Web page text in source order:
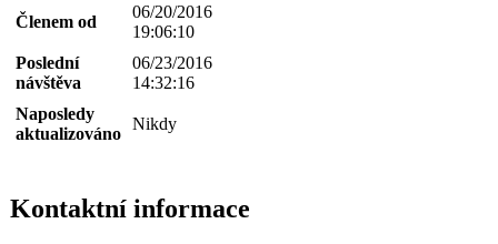
Členem od
06/20/2016
19:06:10
Poslední
návštěva
06/23/2016
14:32:16
Naposledy
aktualizováno
Nikdy
Kontaktní informace